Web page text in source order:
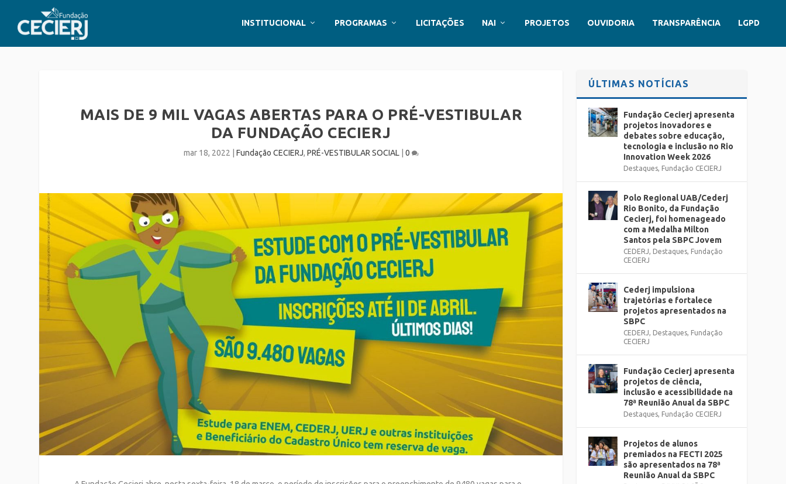
INSTITUCIONAL PROGRAMAS LICITAÇÕES NAI PROJETOS OUVIDORIA TRANSPARÊNCIA LGPD
MAIS DE 9 MIL VAGAS ABERTAS PARA O PRÉ-VESTIBULAR
DA FUNDAÇÃO CECIERJ
mar 18, 2022 Fundação CECIERJ, PRÉ-VESTIBULAR SOCIAL| 0
ÚLTIMAS NOTÍCIAS
Fundação Cecierj apresenta
projetos inovadores e
debates sobre educação,
tecnologia e inclusão no Rio
Innovation Week 2026
Destaques, Fundação CECIERJ
Polo Regional UAB/Cederj
Rio Bonito, da Fundação
Cecierj, foi homenageado
com a Medalha Milton
Santos pela SBPC Jovem
CEDERJ, Destaques, Fundação
CECIERJ
Cederj impulsiona
trajetórias e fortalece
projetos apresentados na
SBPC
CEDERJ, Destaques, Fundação
CECIERJ
Fundação Cecierj apresenta
projetos de ciência,
inclusão e acessibilidade na
78ª Reunião Anual da SBPC
Destaques, Fundação CECIERJ
Projetos de alunos
premiados na FECTI 2025
são apresentados na 78ª
Reunião Anual da SBPC